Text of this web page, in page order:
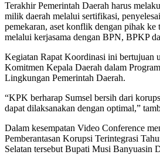
Terakhir Pemerintah Daerah harus
milik daerah melalui sertifikasi,
pemekaran, aset konflik dengan pihak ke
melalui kerjasama dengan BPN, BPKP
Kegiatan Rapat Koordinasi ini bertujuan
Komitmen Kepala Daerah dalam
Lingkungan Pemerintah Daerah.
“KPK berharap Sumsel bersih dari
dapat dilaksanakan dengan optimal,”
Dalam kesempatan Video Conference
Pemberantasan Korupsi Terintegrasi
Selatan tersebut Bupati Musi Banyuasin